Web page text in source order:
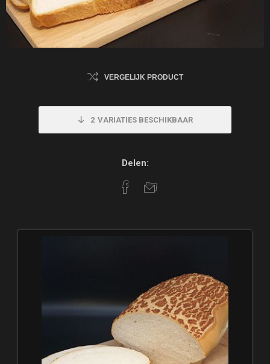
VERGELIJK PRODUCT
2 VARIATIES BESCHIKBAAR
Delen: